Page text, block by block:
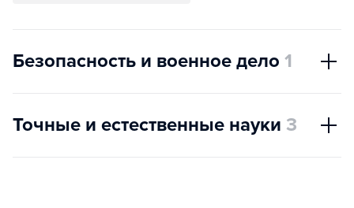
Безопасность и военное дело 1
Точные и естественные науки 3